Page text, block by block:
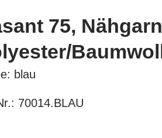
75,
blau
70014.BLAU